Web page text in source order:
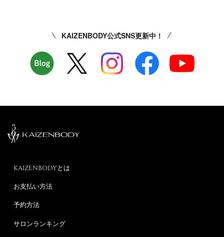
KAIZENBODY公式SNS更新中！
KAIZENBODYとは
お支払い方法
予約方法
サロンランキング